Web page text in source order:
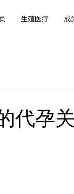
生殖医疗 成
代孕